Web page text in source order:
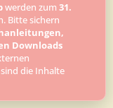
werden zum 31.
Bitte sichern
Downloads
die Inhalte